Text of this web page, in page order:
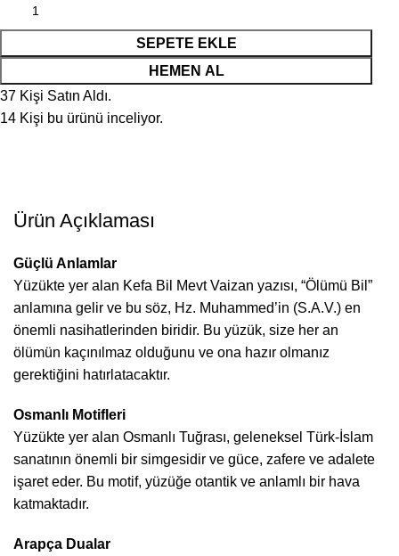
SEPETE EKLE
HEMEN AL
37 Kişi Satın Aldı.
14 Kişi bu ürünü inceliyor.
Ürün Açıklaması
Güçlü Anlamlar
Yüzükte yer alan Kefa Bil Mevt Vaizan yazısı, “Ölümü Bil”
anlamına gelir ve bu söz, Hz. Muhammed’in (S.A.V.) en
önemli nasihatlerinden biridir. Bu yüzük, size her an
ölümün kaçınılmaz olduğunu ve ona hazır olmanız
gerektiğini hatırlatacaktır.
Osmanlı Motifleri
Yüzükte yer alan Osmanlı Tuğrası, geleneksel Türk-İslam
sanatının önemli bir simgesidir ve güce, zafere ve adalete
işaret eder. Bu motif, yüzüğe otantik ve anlamlı bir hava
katmaktadır.
Arapça Dualar